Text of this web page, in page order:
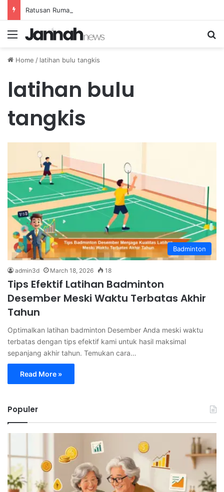
Menu
Home / latihan bulu tangkis
latihan bulu
tangkis
Badminton
admin3d March 18, 2026 18
Tips Efektif Latihan Badminton
Desember Meski Waktu Terbatas Akhir
Tahun
Optimalkan latihan badminton Desember Anda meski waktu
terbatas dengan tips efektif kami untuk hasil maksimal
sepanjang akhir tahun. Temukan cara…
Read More »
Populer